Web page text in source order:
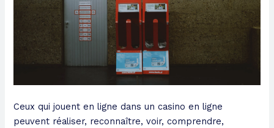
Ceux qui jouent en ligne dans un casino en ligne
peuvent réaliser, reconnaître, voir, comprendre,